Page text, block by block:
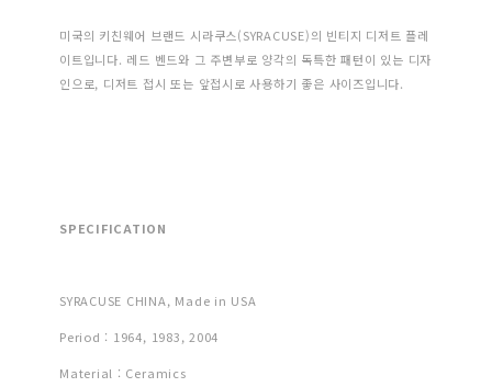
미국의 키친웨어 브랜드 시라쿠스(SYRACUSE)의 빈티지 디저트 플레
이트입니다. 레드 벤드와 그 주변부로 양각의 독특한 패턴이 있는 디자
인으로, 디저트 접시 또는 앞접시로 사용하기 좋은 사이즈입니다.
SPECIFICATION
SYRACUSE CHINA, Made in USA
Period : 1964, 1983, 2004
Material : Ceramics